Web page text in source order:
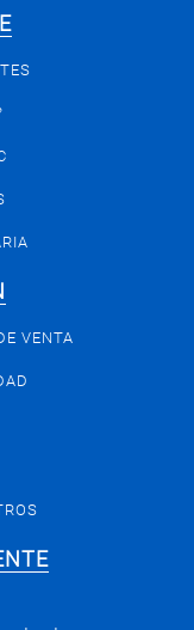
VENTA